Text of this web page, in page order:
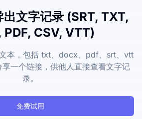
出文字记录 (SRT, TXT,
CSV, VTT)
本，包括 txt、docx、pdf、srt、vtt
一个链接，供他人直接查看文字记
录。
免费试用